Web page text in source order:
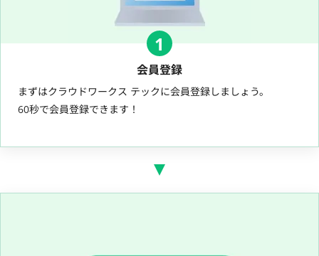
1
会員登録
まずはクラウドワークス テックに会員登録しましょう。
60秒で会員登録できます！